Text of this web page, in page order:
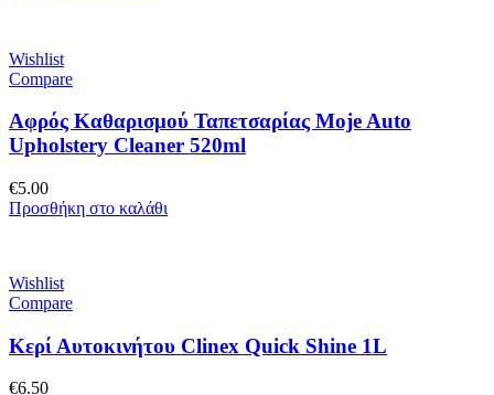
Wishlist
Compare
Αφρός Καθαρισμού Ταπετσαρίας Moje Auto
Upholstery Cleaner 520ml
€5.00
Προσθήκη στο καλάθι
Wishlist
Compare
Κερί Αυτοκινήτου Clinex Quick Shine 1L
€6.50